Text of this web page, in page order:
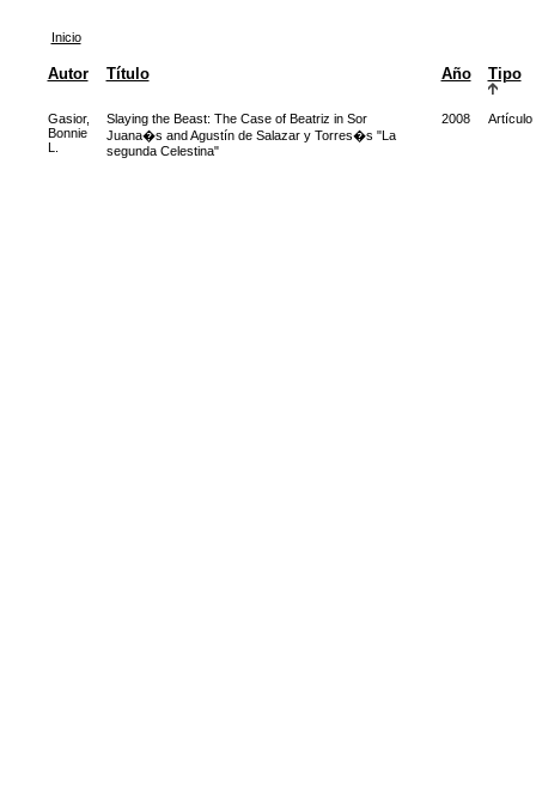
Inicio
Autor Título Año Tipo
Gasior,
Bonnie
L.
Slaying the Beast: The Case of Beatriz in Sor
Juana�s and Agustín de Salazar y Torres�s "La
segunda Celestina"
2008 Artículo